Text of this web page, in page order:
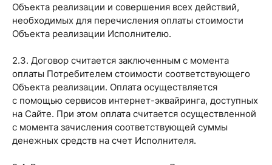
Объекта реализации и совершения всех действий,
необходимых для перечисления оплаты стоимости
Объекта реализации Исполнителю.
2.3. Договор считается заключенным с момента
оплаты Потребителем стоимости соответствующего
Объекта реализации. Оплата осуществляется
с помощью сервисов интернет-эквайринга, доступных
на Сайте. При этом оплата считается осуществленной
с момента зачисления соответствующей суммы
денежных средств на счет Исполнителя.